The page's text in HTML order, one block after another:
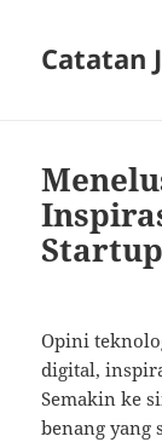
Catatan
Opini
digital,
Semakin ke
benang yang